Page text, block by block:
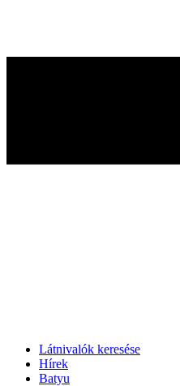
Látnivalók keresése
Hírek
Batyu